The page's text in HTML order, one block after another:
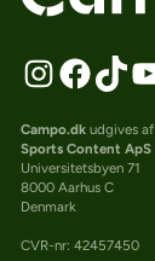
Campo.dkudgives af
Sports Content ApS
Universitetsbyen 71
8000 Aarhus C
Denmark
CVR-nr: 42457450